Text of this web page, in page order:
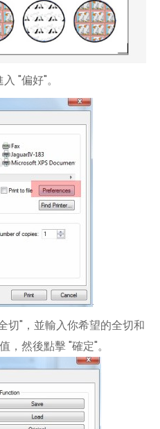
"偏好"。
切"，並輸入你希望的全切和
，然後點擊 "確定"。